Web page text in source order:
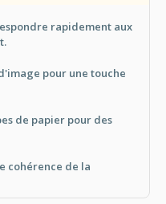
rapidement aux
pour une touche
de papier pour des
cohérence de la